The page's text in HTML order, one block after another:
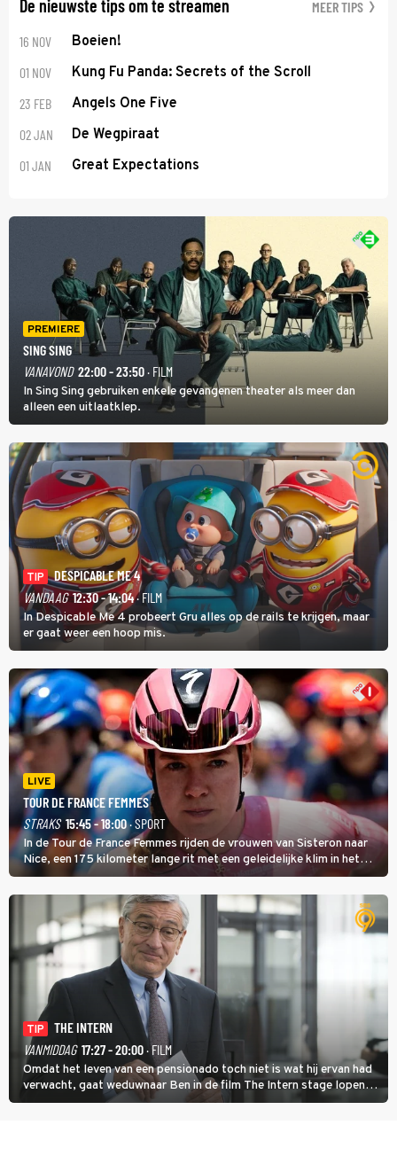
De nieuwste tips om te streamen MEER TIPS
16 NOV Boeien!
01 NOV Kung Fu Panda: Secrets of the Scroll
23 FEB Angels One Five
02 JAN De Wegpiraat
01 JAN Great Expectations
PREMIERE
SING SING
VANAVOND 22:00 - 23:50· FILM
In Sing Sing gebruiken enkele gevangenen theater als meer dan
alleen een uitlaatklep.
TIP
DESPICABLE ME 4
VANDAAG 12:30 - 14:04· FILM
In Despicable Me 4 probeert Gru alles op de rails te krijgen, maar
er gaat weer een hoop mis.
LIVE
TOUR DE FRANCE FEMMES
STRAKS 15:45 - 18:00· SPORT
In de Tour de France Femmes rijden de vrouwen van Sisteron naar
Nice, een 175 kilometer lange rit met een geleidelijke klim in het
midden. Dat is mogelijk niet de zwaarste hindernis, dat is de
temperatuur. Het kan in Nice namelijk bloedheet worden.
TIP
THE INTERN
VANMIDDAG 17:27 - 20:00· FILM
Omdat het leven van een pensionado toch niet is wat hij ervan had
verwacht, gaat weduwnaar Ben in de film The Intern stage lopen
bij de hippe webwinkel van Jules, wat een gouden zet blijkt te zijn.